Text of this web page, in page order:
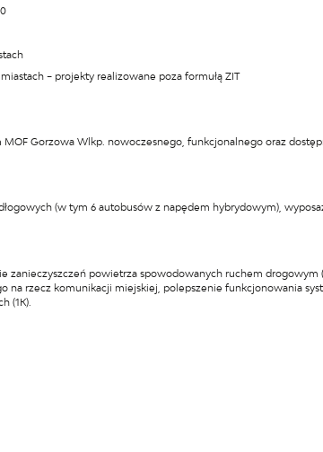
– projekty realizowane poza formułą ZIT
Gorzowa Wlkp. nowoczesnego, funkcjonalnego oraz
(w tym 6 autobusów z napędem hybrydowym),
zanieczyszczeń powietrza spowodowanych ruchem
na rzecz komunikacji miejskiej, polepszenie funkcjonowania
(1K).